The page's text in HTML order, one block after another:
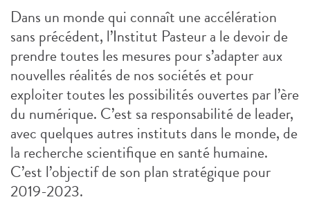
Dans un monde qui connaît une accélération
sans précédent, l’Institut Pasteur a le devoir de
prendre toutes les mesures pour s’adapter aux
nouvelles réalités de nos sociétés et pour
exploiter toutes les possibilités ouvertes par l’ère
du numérique. C’est sa responsabilité de leader,
avec quelques autres instituts dans le monde, de
la recherche scientifique en santé humaine.
C’est l’objectif de son plan stratégique pour
2019-2023.